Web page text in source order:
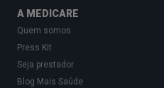
A MEDICARE
Quem somos
Press Kit
Seja prestador
Blog Mais Saúde